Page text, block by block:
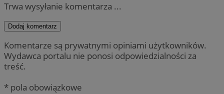
Trwa wysyłanie komentarza ...
Dodaj komentarz
Komentarze są prywatnymi opiniami użytkowników.
Wydawca portalu nie ponosi odpowiedzialności za
treść.
* pola obowiązkowe